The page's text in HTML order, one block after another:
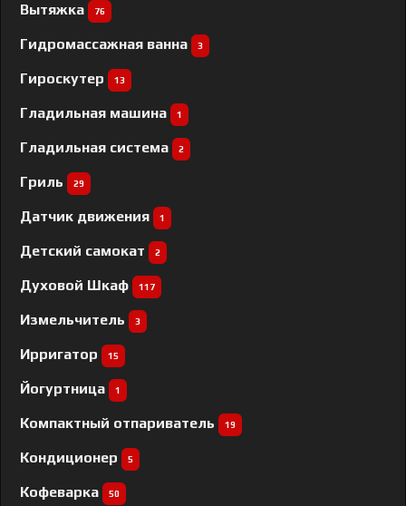
Вытяжка 76
Гидромассажная ванна 3
Гироскутер 13
Гладильная машина 1
Гладильная система 2
Гриль 29
Датчик движения 1
Детский самокат 2
Духовой Шкаф 117
Измельчитель 3
Ирригатор 15
Йогуртница 1
Компактный отпариватель 19
Кондиционер 5
Кофеварка 50